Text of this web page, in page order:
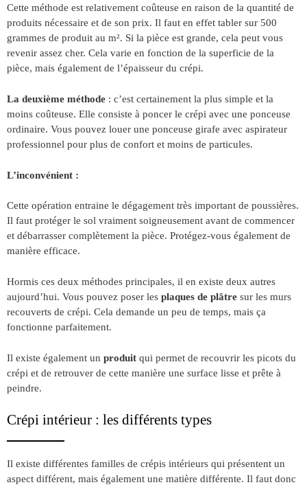
Cette méthode est relativement coûteuse en raison de la quantité de
produits nécessaire et de son prix. Il faut en effet tabler sur 500
grammes de produit au m². Si la pièce est grande, cela peut vous
revenir assez cher. Cela varie en fonction de la superficie de la
pièce, mais également de l’épaisseur du crépi.
La deuxième méthode : c’est certainement la plus simple et la
moins coûteuse. Elle consiste à poncer le crépi avec une ponceuse
ordinaire. Vous pouvez louer une ponceuse girafe avec aspirateur
professionnel pour plus de confort et moins de particules.
L’inconvénient :
Cette opération entraine le dégagement très important de poussières.
Il faut protéger le sol vraiment soigneusement avant de commencer
et débarrasser complètement la pièce. Protégez-vous également de
manière efficace.
Hormis ces deux méthodes principales, il en existe deux autres
aujourd’hui. Vous pouvez poser les plaques de plâtre sur les murs
recouverts de crépi. Cela demande un peu de temps, mais ça
fonctionne parfaitement.
Il existe également un produit qui permet de recouvrir les picots du
crépi et de retrouver de cette manière une surface lisse et prête à
peindre.
Crépi intérieur : les différents types
Il existe différentes familles de crépis intérieurs qui présentent un
aspect différent, mais également une matière différente. Il faut donc